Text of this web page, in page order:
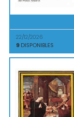
22/12/2026
9 DISPONIBLES